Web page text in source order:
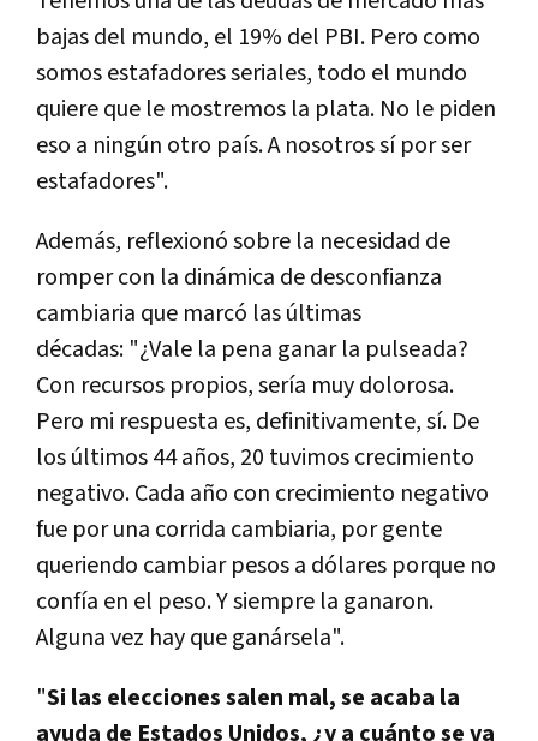
bajas del mundo, el 19% del PBI. Pero como
somos estafadores seriales, todo el mundo
quiere que le mostremos la plata. No le piden
eso a ningún otro país. A nosotros sí por ser
estafadores".
Además, reflexionó sobre la necesidad de
romper con la dinámica de desconfianza
cambiaria que marcó las últimas
décadas: "¿Vale la pena ganar la pulseada?
Con recursos propios, sería muy dolorosa.
Pero mi respuesta es, definitivamente, sí. De
los últimos 44 años, 20 tuvimos crecimiento
negativo. Cada año con crecimiento negativo
fue por una corrida cambiaria, por gente
queriendo cambiar pesos a dólares porque no
confía en el peso. Y siempre la ganaron.
Alguna vez hay que ganársela".
"Si las elecciones salen mal, se acaba la
ayuda de Estados Unidos, ¿y a cuánto se va